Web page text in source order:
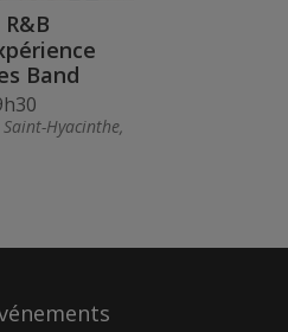
Band
Hyacinthe,